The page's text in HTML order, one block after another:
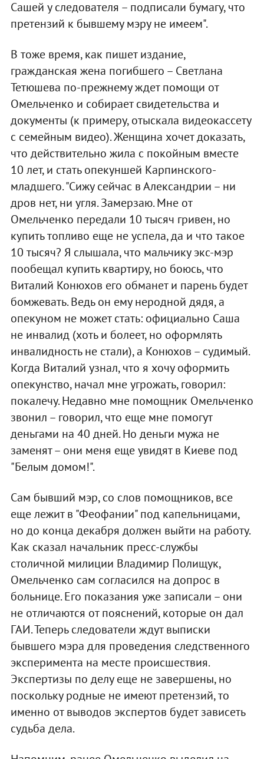
Сашей у следователя – подписали бумагу, что
претензий к бывшему мэру не имеем".
В тоже время, как пишет издание,
гражданская жена погибшего – Светлана
Тетюшева по-прежнему ждет помощи от
Омельченко и собирает свидетельства и
документы (к примеру, отыскала видеокассету
с семейным видео). Женщина хочет доказать,
что действительно жила с покойным вместе
10 лет, и стать опекуншей Карпинского-
младшего. "Сижу сейчас в Александрии – ни
дров нет, ни угля. Замерзаю. Мне от
Омельченко передали 10 тысяч гривен, но
купить топливо еще не успела, да и что такое
10 тысяч? Я слышала, что мальчику экс-мэр
пообещал купить квартиру, но боюсь, что
Виталий Конюхов его обманет и парень будет
бомжевать. Ведь он ему неродной дядя, а
опекуном не может стать: официально Саша
не инвалид (хоть и болеет, но оформлять
инвалидность не стали), а Конюхов – судимый.
Когда Виталий узнал, что я хочу оформить
опекунство, начал мне угрожать, говорил:
покалечу. Недавно мне помощник Омельченко
звонил – говорил, что еще мне помогут
деньгами на 40 дней. Но деньги мужа не
заменят – они меня еще увидят в Киеве под
"Белым домом!".
Сам бывший мэр, со слов помощников, все
еще лежит в "Феофании" под капельницами,
но до конца декабря должен выйти на работу.
Как сказал начальник пресс-службы
столичной милиции Владимир Полищук,
Омельченко сам согласился на допрос в
больнице. Его показания уже записали – они
не отличаются от пояснений, которые он дал
ГАИ. Теперь следователи ждут выписки
бывшего мэра для проведения следственного
эксперимента на месте происшествия.
Экспертизы по делу еще не завершены, но
поскольку родные не имеют претензий, то
именно от выводов экспертов будет зависеть
судьба дела.